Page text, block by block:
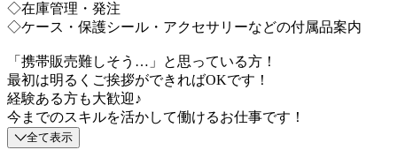
◇在庫管理・発注
◇ケース・保護シール・アクセサリーなどの付属品案内
「携帯販売難しそう…」と思っている方！
最初は明るくご挨拶ができればOKです！
経験ある方も大歓迎♪
今までのスキルを活かして働けるお仕事です！
全て表示